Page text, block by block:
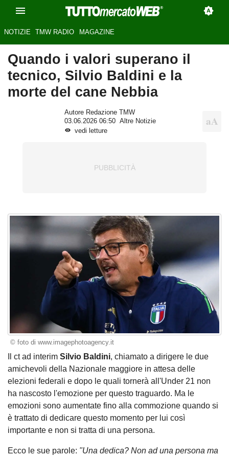
NOTIZIE TMW RADIO MAGAZINE
Quando i valori superano il
tecnico, Silvio Baldini e la
morte del cane Nebbia
Autore Redazione TMW
03.06.2026 06:50
Altre Notizie
vedi letture
© foto di www.imagephotoagency.it
Il ct ad interim Silvio Baldini, chiamato a dirigere le due
amichevoli della Nazionale maggiore in attesa delle
elezioni federali e dopo le quali tornerà all'Under 21 non
ha nascosto l'emozione per questo traguardo. Ma le
emozioni sono aumentate fino alla commozione quando si
è trattato di dedicare questo momento per lui così
importante e non si tratta di una persona.
Ecco le sue parole: "Una dedica? Non ad una persona ma